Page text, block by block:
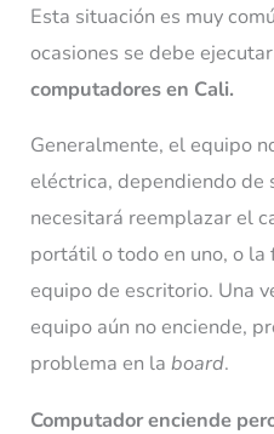
Esta situación es muy
ocasiones se debe
computadores en Cali.
Generalmente, el equipo
eléctrica, dependiendo de
necesitará reemplazar el
portátil o todo en uno, o la
equipo de escritorio. Una
equipo aún no enciende,
problema en laboard.
Computador enciende